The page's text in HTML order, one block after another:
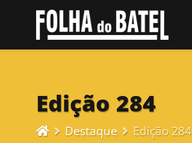
Edição 284
Destaque Edição 284